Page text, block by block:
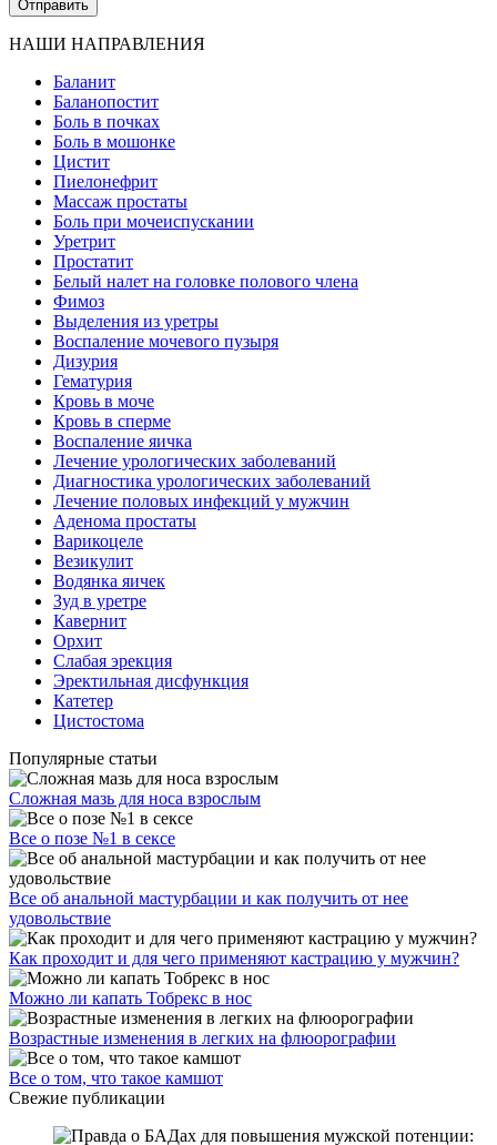
НАШИ НАПРАВЛЕНИЯ
Баланит
Баланопостит
Боль в почках
Боль в мошонке
Цистит
Пиелонефрит
Массаж простаты
Боль при мочеиспускании
Уретрит
Простатит
Белый налет на головке полового члена
Фимоз
Выделения из уретры
Воспаление мочевого пузыря
Дизурия
Гематурия
Кровь в моче
Кровь в сперме
Воспаление яичка
Лечение урологических заболеваний
Диагностика урологических заболеваний
Лечение половых инфекций у мужчин
Аденома простаты
Варикоцеле
Везикулит
Водянка яичек
Зуд в уретре
Кавернит
Орхит
Слабая эрекция
Эректильная дисфункция
Катетер
Цистостома
Популярные статьи
Сложная мазь для носа взрослым
Все о позе №1 в сексе
Все об анальной мастурбации и как получить от нее
удовольствие
Как проходит и для чего применяют кастрацию у мужчин?
Можно ли капать Тобрекс в нос
Возрастные изменения в легких на флюорографии
Все о том, что такое камшот
Свежие публикации